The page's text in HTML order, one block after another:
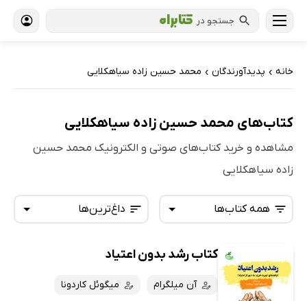
جستجو در
خانه › پدیدآورندگان › محمد حسین زاده سیاهکلایی
کتاب‌های محمد حسین زاده سیاهکلایی
مشاهده و خرید کتاب‌های صوتی و الکترونیک محمد حسین
زاده سیاهکلایی
داغ‌ترین‌ها
تازه‌ها
داغ‌ترین‌ها
همه کتاب‌ها
همه کتاب‌ها
کتاب‌های صوتی
کتاب رشد بدون اعتیاد
آن میلگرام میگوئل کاردونا